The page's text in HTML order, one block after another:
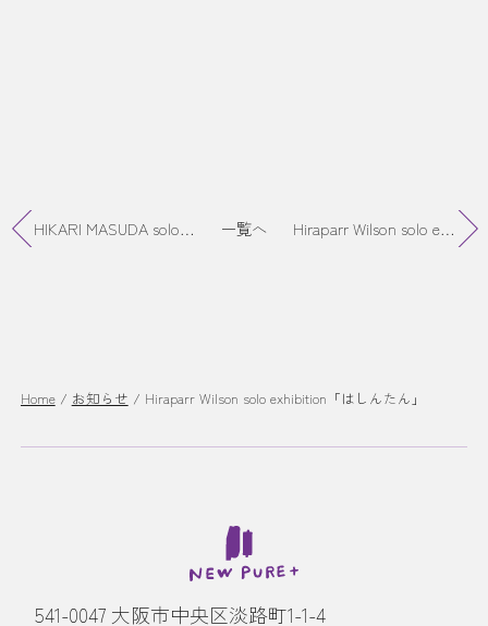
HIKARI MASUDA solo exhibition『 It’s more 平常（いっつもふつうの日）』終了 一覧へ Hiraparr Wilson solo exhibition「はしんたん」終了しました。
Home / お知らせ / Hiraparr Wilson solo exhibition「はしんたん」
541-0047 大阪市中央区淡路町1-1-4